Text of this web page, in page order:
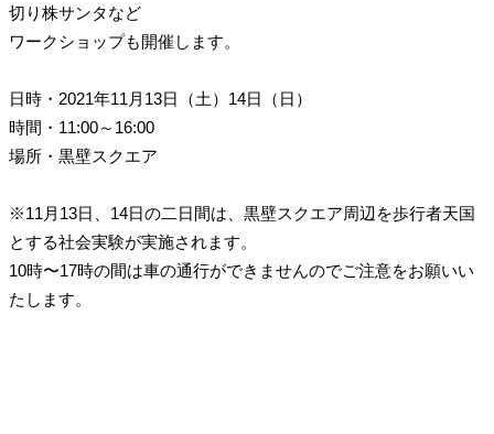
切り株サンタなど
ワークショップも開催します。
日時・2021年11月13日（土）14日（日）
時間・11:00～16:00
場所・黒壁スクエア
※11月13日、14日の二日間は、黒壁スクエア周辺を歩行者天国
とする社会実験が実施されます。
10時〜17時の間は車の通行ができませんのでご注意をお願いい
たします。